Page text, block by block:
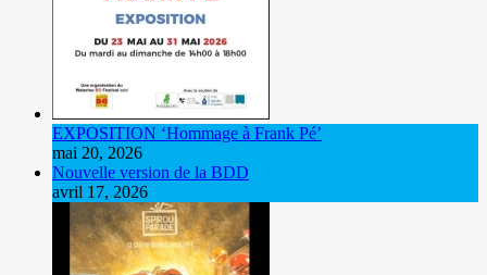
EXPOSITION ‘Hommage à Frank Pé’
mai 20, 2026
Nouvelle version de la BDD
avril 17, 2026